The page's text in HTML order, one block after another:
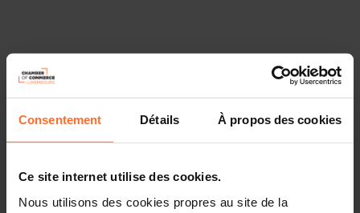
Consentement Détails À propos des cookies
Ce site internet utilise des cookies.
Nous utilisons des cookies propres au site de la